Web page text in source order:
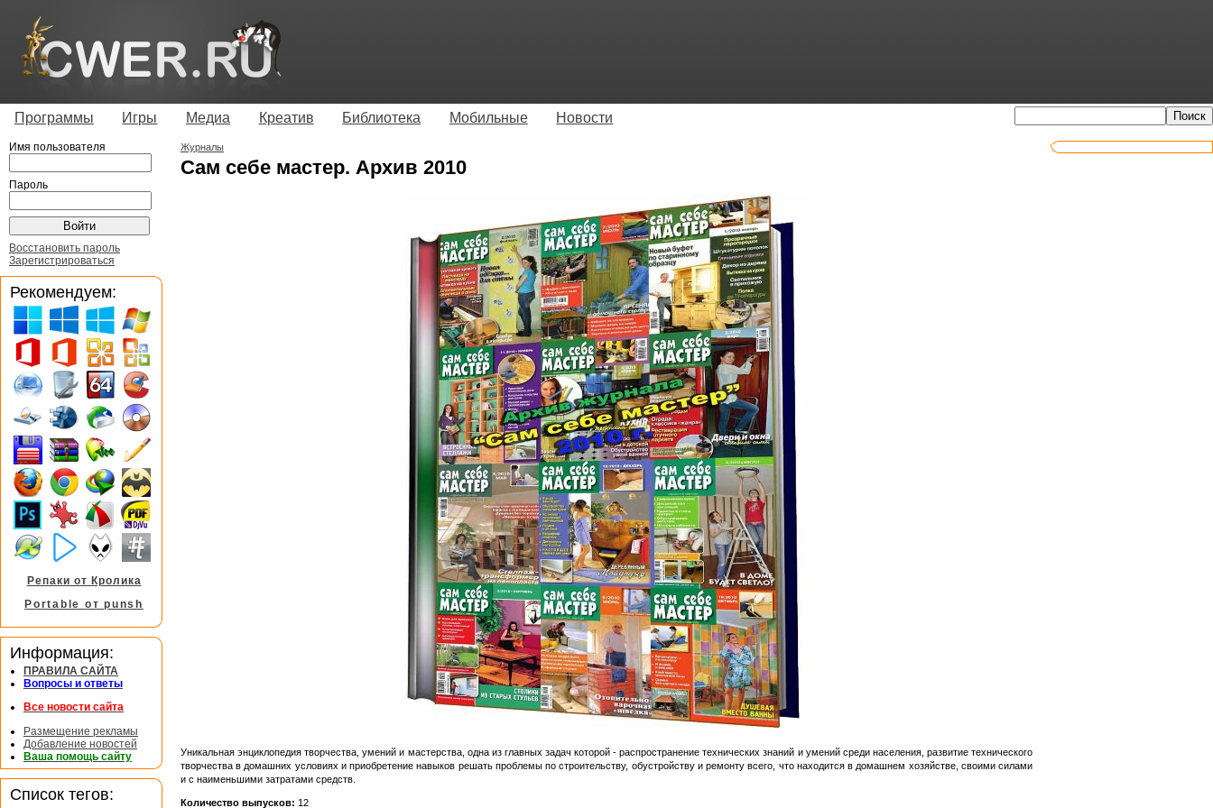
Программы Игры Медиа Креатив Библиотека Мобильные Новости
Журналы
Сам себе мастер. Архив 2010
Уникальная энциклопедия творчества, умений и мастерства, одна из главных задач которой - распространение технических знаний и умений среди населения, развитие технического
творчества в домашних условиях и приобретение навыков решать проблемы по строительству, обустройству и ремонту всего, что находится в домашнем хозяйстве, своими силами
и с наименьшими затратами средств.
Количество выпусков: 12
Имя пользователя
Пароль
Восстановить пароль
Зарегистрироваться
Рекомендуем:
Репаки от Кролика
Portable от punsh
Информация:
ПРАВИЛА САЙТА
Вопросы и ответы
Все новости сайта
Размещение рекламы
Добавление новостей
Ваша помощь сайту
Список тегов: